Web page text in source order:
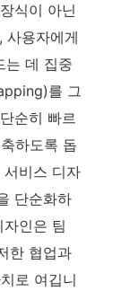
식이 아닌
사용자에게
는 데 집중
를 그
순히 빠르
하도록 돕
서비스 디자
단순화하
인은 팀
한 협업과
로 여깁니